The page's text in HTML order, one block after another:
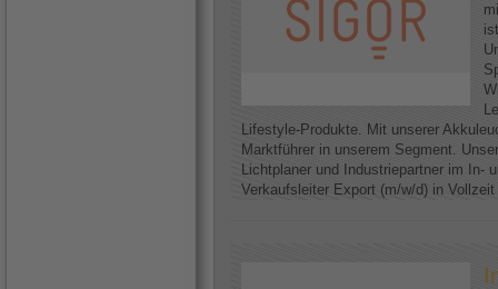
Lifestyle-Produkte. Mit unserer
Marktführer in unserem Segment.
Lichtplaner und Industriepartner im In-
Verkaufsleiter Export (m/w/d) in